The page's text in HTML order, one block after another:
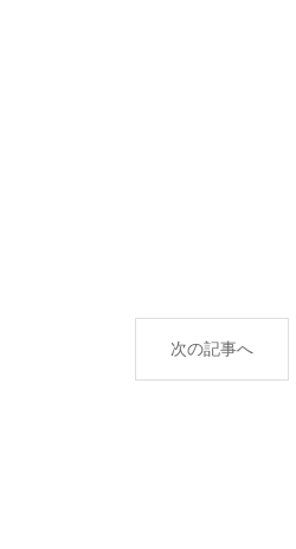
次の記事へ